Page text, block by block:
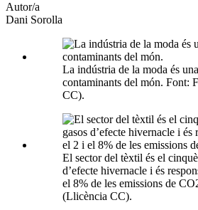
Autor/a
Dani Sorolla
La indústria de la moda és
contaminants del món. Font:
CC).
El sector del tèxtil és el
d’efecte hivernacle i és
el 8% de les emissions de
(Llicència CC).